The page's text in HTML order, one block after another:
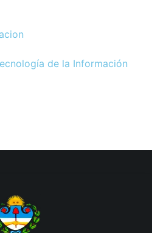
de la Información